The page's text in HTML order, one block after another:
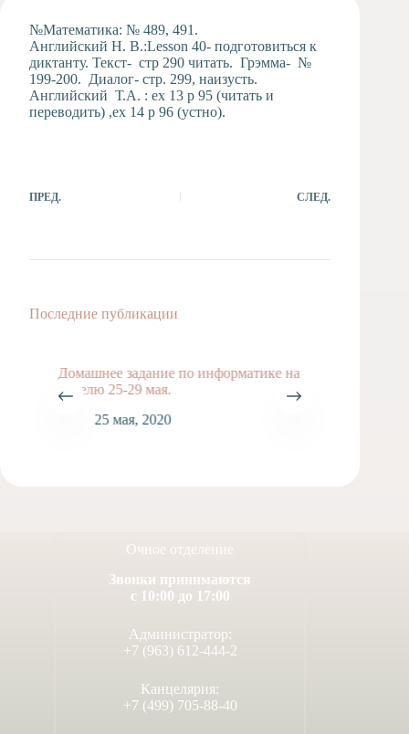
студия
Музыкальное
отделение
Психологическая
Служба
№Математика: № 489, 491.
Английский Н. В.:Lesson 40- подготовиться к
диктанту. Текст- cтр 290 читать. Грэмма- №
199-200. Диалог- стр. 299, наизусть.
Английский Т.А. : ex 13 p 95 (читать и
переводить) ,ex 14 p 96 (устно).
ПРЕД. СЛЕД.
Последние публикации
Домашнее задание по информатике на
неделю 25-29 мая.
25 мая, 2020
Очное отделение
Звонки принимаются
с 10:00 до 17:00
Администратор:
+7 (963) 612-444-2
Канцелярия:
+7 (499) 705-88-40